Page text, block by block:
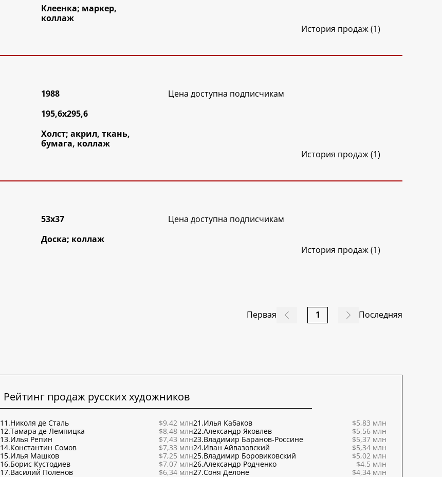
Клеенка; маркер,
коллаж
История продаж (1)
1988
195,6х295,6
Холст; акрил, ткань,
бумага, коллаж
Цена доступна подписчикам
История продаж (1)
53х37
Доска; коллаж
Цена доступна подписчикам
История продаж (1)
Первая 1 Последняя
Рейтинг продаж русских художников
11.Николя де Сталь
$9,42 млн
12.Тамара де Лемпицка
$8,48 млн
13.Илья Репин
$7,43 млн
14.Константин Сомов
$7,33 млн
15.Илья Машков
$7,25 млн
16.Борис Кустодиев
$7,07 млн
17.Василий Поленов
$6,34 млн
21.Илья Кабаков
$5,83 млн
22.Александр Яковлев
$5,56 млн
23.Владимир Баранов-Россине
$5,37 млн
24.Иван Айвазовский
$5,34 млн
25.Владимир Боровиковский
$5,02 млн
26.Александр Родченко
$4,5 млн
27.Соня Делоне
$4,34 млн